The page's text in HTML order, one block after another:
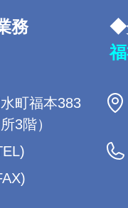
務
町福本383
3階）
◆